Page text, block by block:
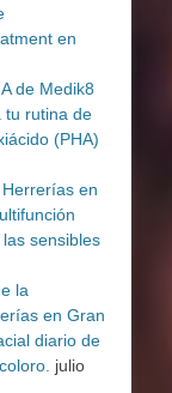
en
de Medik8
tu rutina de
(PHA)
en
sensibles
la
en Gran
diario de
julio